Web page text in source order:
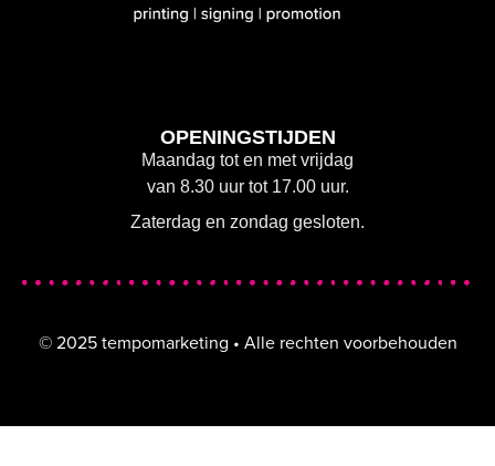
OPENINGSTIJDEN
Maandag tot en met vrijdag
van 8.30 uur tot 17.00 uur.
Zaterdag en zondag gesloten.
© 2025 tempomarketing • Alle rechten voorbehouden